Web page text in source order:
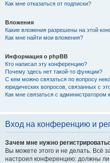
Как мне отказаться от подписки?
Вложения
Какие вложения разрешены на этой
Как мне найти мои вложения?
Информация о phpBB
Кто написал эту конференцию?
Почему здесь нет такой-то функции?
С кем можно связаться по вопросу
юридических вопросов, связанных с
Как мне связаться с администратором
Вход на конференцию и
Зачем мне нужно
Вы можете этого и не делать. Всё
настроил конференцию: должны ли